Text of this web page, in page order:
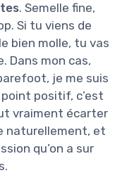
. Semelle fine,
Si tu viens de
bien molle, tu vas
Dans mon cas,
je me suis
positif, c’est
vraiment écarter
naturellement, et
qu’on a sur